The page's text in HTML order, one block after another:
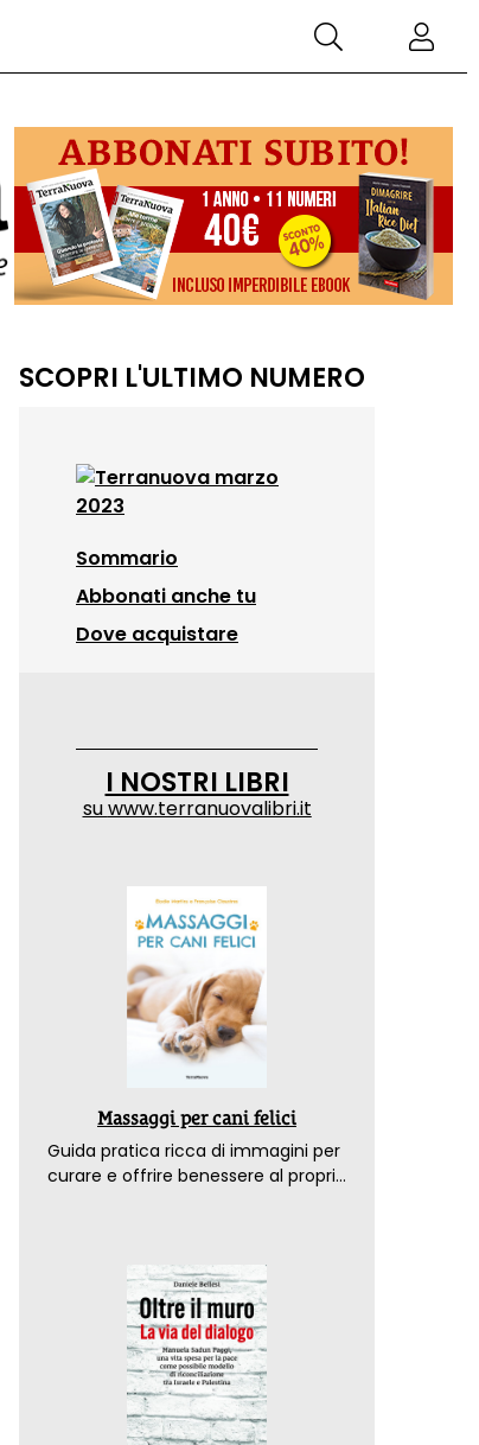
SCOPRI L'ULTIMO NUMERO
Sommario
Abbonati anche tu
Dove acquistare
I NOSTRI LIBRI
suwww.terranuovalibri.it
Massaggi per cani felici
Guida pratica ricca di immagini per
curare e offrire benessere al proprio